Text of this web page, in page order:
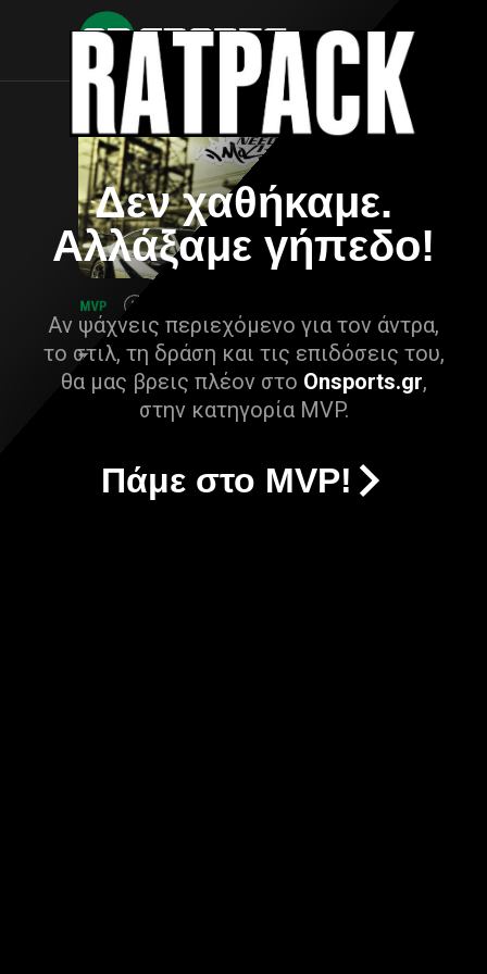
Δεν χαθήκαμε.
Αλλάξαμε γήπεδο!
Αν ψάχνεις περιεχόμενο για τον άντρα,
το στιλ, τη δράση και τις επιδόσεις του,
θα μας βρεις πλέον στο Onsports.gr,
στην κατηγορία MVP.
Πάμε στο MVP!